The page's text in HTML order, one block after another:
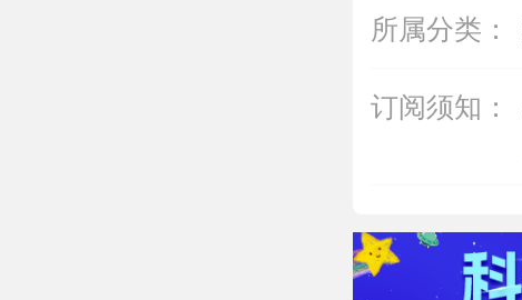
所属分类：
订阅须知：